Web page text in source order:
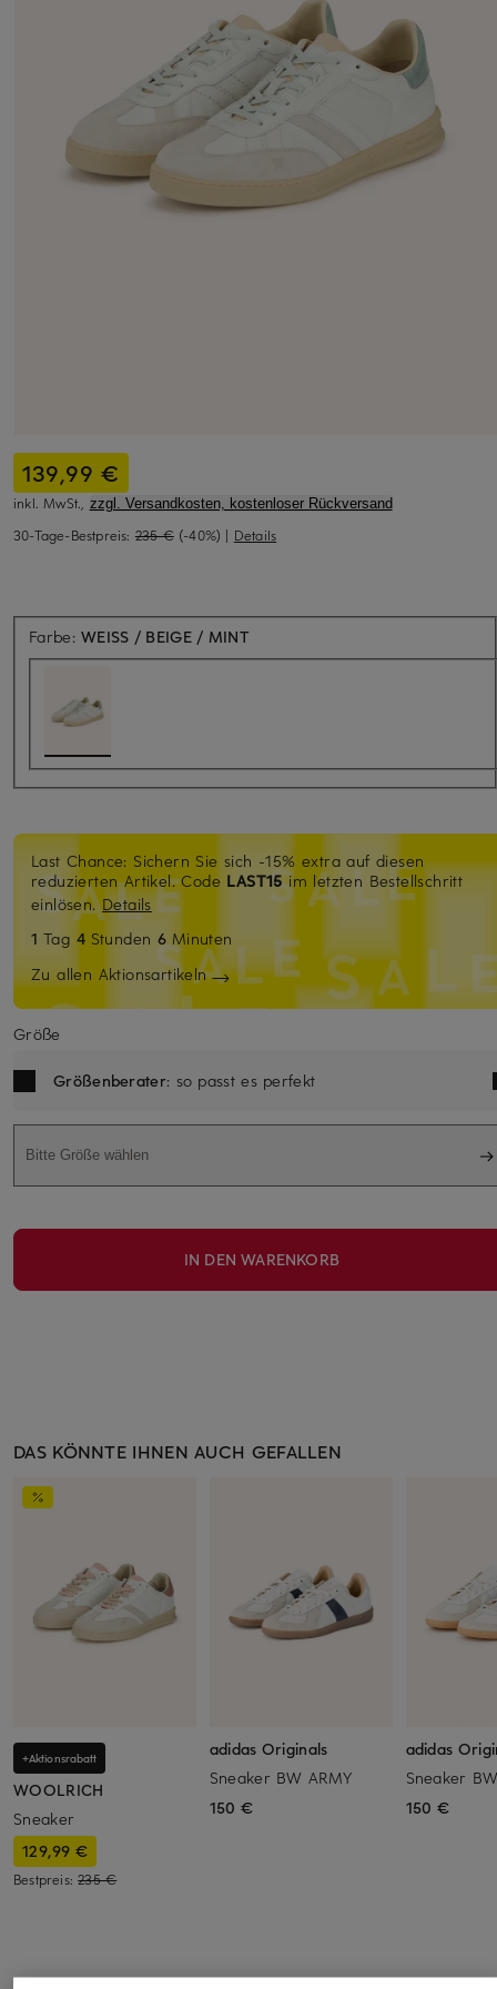
139,99 €
inkl. MwSt., zzgl. Versandkosten, kostenloser Rückversand
30-Tage-Bestpreis: 235 € (-40%) | Details
Farbe:WEISS / BEIGE / MINT
Last Chance: Sichern Sie sich -15% extra auf diesen
reduzierten Artikel. Code LAST15im letzten Bestellschritt
einlösen.Details
1 Tag 4 Stunden 6 Minuten
Zu allen Aktionsartikeln
Größe
Größenberater: so passt es perfekt
Bitte Größe wählen
IN DEN WARENKORB
DAS KÖNNTE IHNEN AUCH GEFALLEN
+Aktionsrabatt
WOOLRICH
Sneaker
129,99 €
Bestpreis:235 €
adidas Originals
Sneaker BW ARMY
150 €
adidas
Sneaker
150 €